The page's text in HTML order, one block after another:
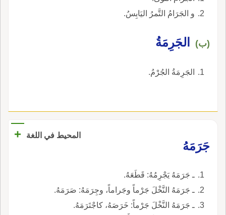
و الجَرَامُ التَّمرُ اليَابِسُ.
(ب) الجَرِمَةُ
الجَرِمَةُ الجُرْمُ.
المحيط في اللغة
+
جَرَمَهُ
ـ جَرَمَهُ يَجْرِمُهُ: قَطَعَهُ.
ـ جَرَمَهُ النَّخْلَ جَرْماً وجَراماً، وجِرَمَهُ: صَرَمَهُ.
ـ جَرَمَهُ النَّخْلَ جَرْماً: خَرَصَهُ، كاجْتَرَمَهُ.